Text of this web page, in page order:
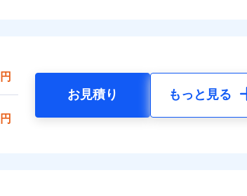
円
円
お見積り もっと見る